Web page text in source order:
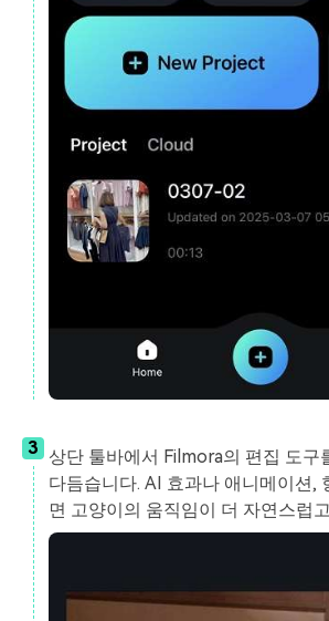
3 상단 툴바에서 Filmora의 편집 도구
다듬습니다. AI 효과나 애니메이션,
면 고양이의 움직임이 더 자연스럽